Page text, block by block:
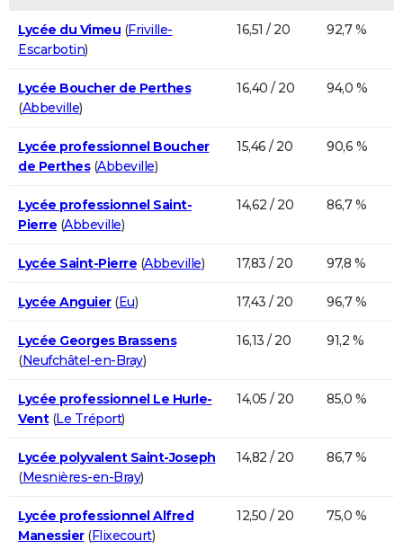
Lycée du Vimeu (Friville-
Escarbotin)
16,51 / 20 92,7 %
Lycée Boucher de Perthes
(Abbeville)
16,40 / 20 94,0 %
Lycée professionnel Boucher
de Perthes(Abbeville)
15,46 / 20 90,6 %
Lycée professionnel Saint-
Pierre (Abbeville)
14,62 / 20 86,7 %
Lycée Saint-Pierre (Abbeville) 17,83 / 20 97,8 %
Lycée Anguier(Eu) 17,43 / 20 96,7 %
Lycée Georges Brassens
(Neufchâtel-en-Bray)
16,13 / 20 91,2 %
Lycée professionnel Le Hurle-
Vent(Le Tréport)
14,05 / 20 85,0 %
Lycée polyvalent Saint-Joseph
(Mesnières-en-Bray)
14,82 / 20 86,7 %
Lycée professionnel Alfred
Manessier(Flixecourt)
12,50 / 20 75,0 %